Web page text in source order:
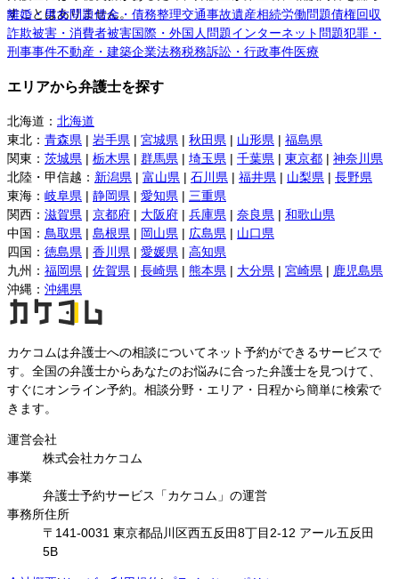
すことはありません。
離婚・男女問題借金・債務整理交通事故遺産相続労働問題債権回収
詐欺被害・消費者被害国際・外国人問題インターネット問題犯罪・
刑事事件不動産・建築企業法務税務訴訟・行政事件医療
エリアから弁護士を探す
北海道 ： 北海道
東北 ： 青森県 | 岩手県 | 宮城県 | 秋田県 | 山形県 | 福島県
関東 ： 茨城県 | 栃木県 | 群馬県 | 埼玉県 | 千葉県 | 東京都 | 神奈川県
北陸・甲信越 ： 新潟県 | 富山県 | 石川県 | 福井県 | 山梨県 | 長野県
東海 ： 岐阜県 | 静岡県 | 愛知県 | 三重県
関西 ： 滋賀県 | 京都府 | 大阪府 | 兵庫県 | 奈良県 | 和歌山県
中国 ： 鳥取県 | 島根県 | 岡山県 | 広島県 | 山口県
四国 ： 徳島県 | 香川県 | 愛媛県 | 高知県
九州 ： 福岡県 | 佐賀県 | 長崎県 | 熊本県 | 大分県 | 宮崎県 | 鹿児島県
沖縄 ： 沖縄県
カケコムは弁護士への相談についてネット予約ができるサービスで
す。全国の弁護士からあなたのお悩みに合った弁護士を見つけて、
すぐにオンライン予約。相談分野・エリア・日程から簡単に検索で
きます。
運営会社
株式会社カケコム
事業
弁護士予約サービス「カケコム」の運営
事務所住所
〒141-0031 東京都品川区西五反田8丁目2-12 アール五反田
5B